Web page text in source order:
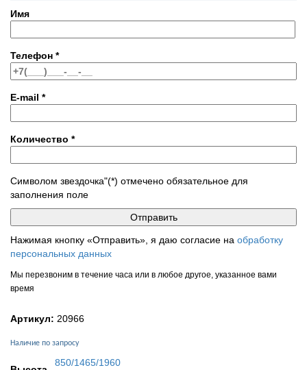
Имя
Телефон *
E-mail *
Количество *
Символом звездочка"(*) отмечено обязательное для
заполнения поле
Нажимая кнопку «Отправить», я даю согласие на обработку
персональных данных
Мы перезвоним в течение часа или в любое другое, указанное вами
время
Артикул: 20966
Наличие по запросу
850/1465/1960